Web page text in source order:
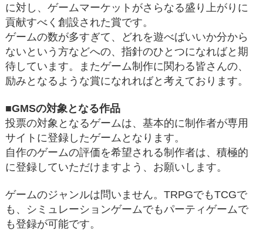
に対し、ゲームマーケットがさらなる盛り上がりに
貢献すべく創設された賞です。
ゲームの数が多すぎて、どれを遊べばいいか分から
ないという方などへの、指針のひとつになればと期
待しています。またゲーム制作に関わる皆さんの、
励みとなるような賞になれればと考えております。
■GMSの対象となる作品
投票の対象となるゲームは、基本的に制作者が専用
サイトに登録したゲームとなります。
自作のゲームの評価を希望される制作者は、積極的
に登録していただけますよう、お願いします。
ゲームのジャンルは問いません。TRPGでもTCGで
も、シミュレーションゲームでもパーティゲームで
も登録が可能です。